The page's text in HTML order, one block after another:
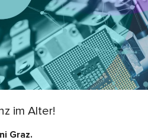
im Alter!
Graz.